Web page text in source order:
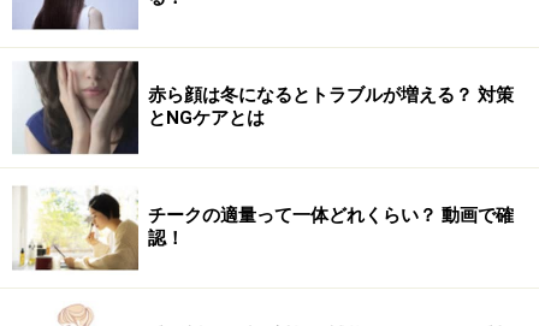
赤ら顔は冬になるとトラブルが増える？ 対策
とNGケアとは
チークの適量って一体どれくらい？ 動画で確
認！